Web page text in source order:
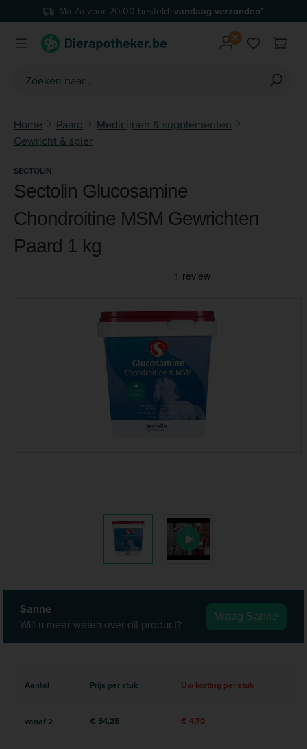
Ga naar de hoofdinhoudMa-Za voor 20:00 besteld: vandaag verzonden*
Je hebt
Home Paard
Medicijnen & supplementen
Gewricht & spier
Sanne
Wilt u meer weten over dit product?
Vraag Sanne
SECTOLIN
Sectolin Glucosamine
Chondroitine MSM Gewrichten
Paard 1 kg
Aantal Prijs per stuk Uw korting per stuk
vanaf 2 € 54,25 € 4,70